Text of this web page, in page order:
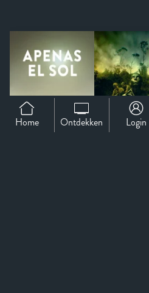
Home Ontdekken Login